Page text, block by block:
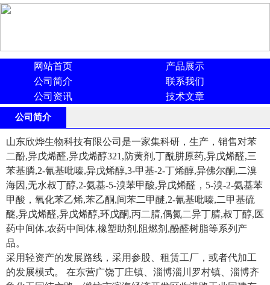
网站首页
产品展示
公司简介
联系我们
公司资讯
技术文章
公司简介
山东欣烨生物科技有限公司是一家集科研，生产，销售对苯
二酚,异戊烯醛,异戊烯醇321,防黄剂,丁酰肼原药,异戊烯醛,三
苯基膦,2-氰基吡嗪,异戊烯醇,3-甲基-2-丁烯醇,异佛尔酮,二溴
海因,无水叔丁醇,2-氨基-5-溴苯甲酸,异戊烯醛，5-溴-2-氨基苯
甲酸，氧化苯乙烯,苯乙酮,间苯二甲醚,2-氰基吡嗪,二甲基硫
醚,异戊烯醛,异戊烯醇,环戊酮,丙二腈,偶氮二异丁腈,叔丁醇,医
药中间体,农药中间体,橡塑助剂,阻燃剂,酚醛树脂等系列产
品。
采用轻资产的发展路线，采用参股、租赁工厂，或者代加工
的发展模式。 在东营广饶丁庄镇、淄博淄川罗村镇、淄博齐